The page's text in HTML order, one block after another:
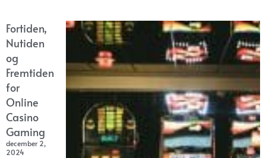
Fortiden,
Nutiden
og
Fremtiden
for
Online
Casino
Gaming
december 2,
2024